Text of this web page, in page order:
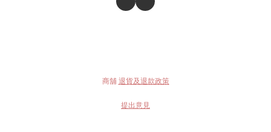
商舖 退貨及退款政策
提出意見